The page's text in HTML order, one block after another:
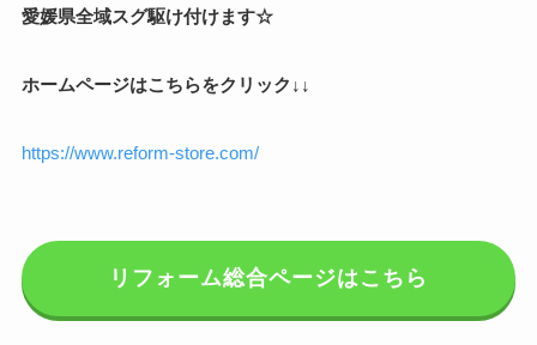
愛媛県全域スグ駆け付けます☆
ホームページはこちらをクリック↓↓
https://www.reform-store.com/
リフォーム総合ページはこちら